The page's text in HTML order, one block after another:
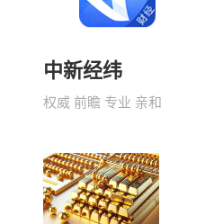
中新经纬
权威 前瞻 专业 亲和